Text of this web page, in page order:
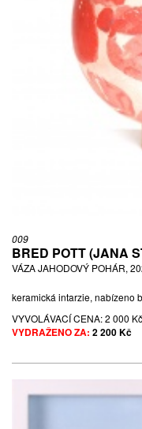
009
BRED POTT (JANA
VÁZA JAHODOVÝ POHÁR,
keramická intarzie, nabízeno
VYVOLÁVACÍ CENA:2 000 Kč
VYDRAŽENO ZA: 2 200 Kč